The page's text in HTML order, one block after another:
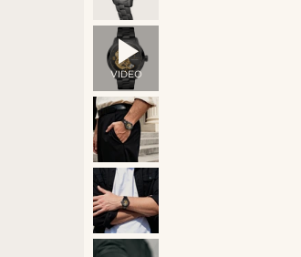
VIDEO